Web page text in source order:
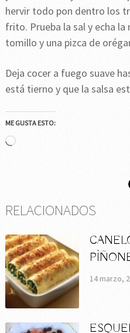
hervir todo pon dentro los
frito. Prueba la sal y echa la
tomillo y una pizca de
Deja cocer a fuego suave
está tierno y que la salsa
ME GUSTA ESTO:
Cargando...
RELACIONADOS
14 marzo,